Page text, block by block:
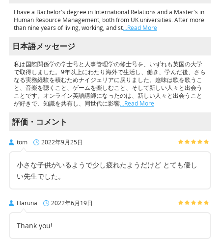
I have a Bachelor's degree in International Relations and a Master's in
Human Resource Management, both from UK universities. After more
than nine years of living, working, and st…Read More
日本語メッセージ
私は国際関係学の学士号と人事管理学の修士号を、いずれも英国の大学
で取得しました。9年以上にわたり海外で生活し、働き、学んだ後、さら
なる実務経験を積むためナイジェリアに戻りました。趣味は歌を歌うこ
と、音楽を聴くこと、ゲームを楽しむこと、そして新しい人々と出会う
ことです。オンライン英語講師になったのは、新しい人々と出会うこと
が好きで、知識を共有し、同世代に影響…Read More
評価・コメント
tom 2022年9月25日
小さな子供がいるようで少し疲れたようだけど とても優し
い先生でした。
Haruna 2022年6月19日
Thank you!